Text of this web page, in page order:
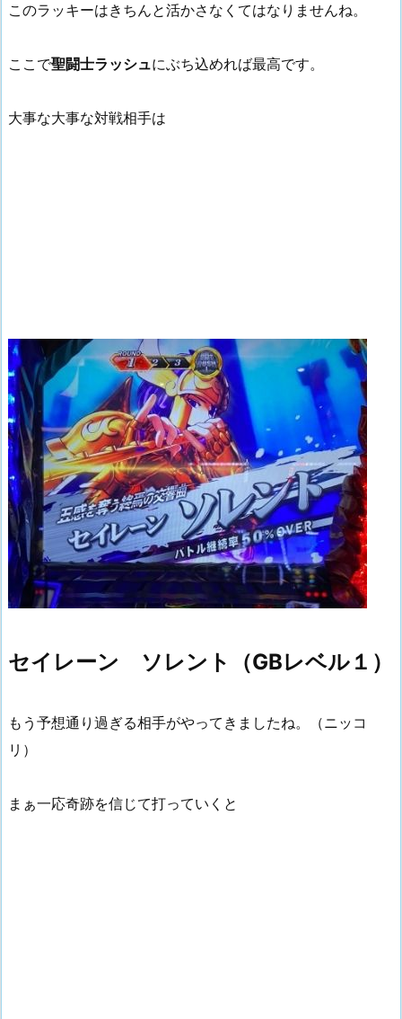
このラッキーはきちんと活かさなくてはなりませんね。
ここで聖闘士ラッシュにぶち込めれば最高です。
大事な大事な対戦相手は
セイレーン ソレント（GBレベル１）
もう予想通り過ぎる相手がやってきましたね。（ニッコ
リ）
まぁ一応奇跡を信じて打っていくと